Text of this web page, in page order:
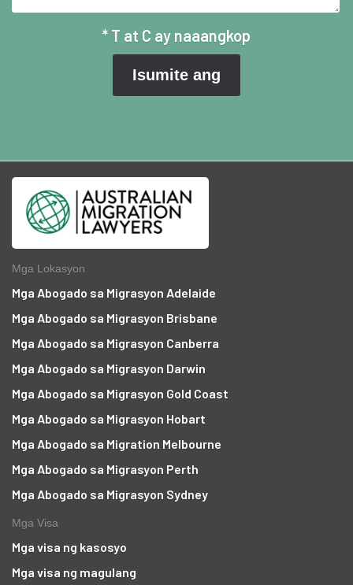
* T at C ay naaangkop
Mga Lokasyon
Mga Abogado sa Migrasyon Adelaide
Mga Abogado sa Migrasyon Brisbane
Mga Abogado sa Migrasyon Canberra
Mga Abogado sa Migrasyon Darwin
Mga Abogado sa Migrasyon Gold Coast
Mga Abogado sa Migrasyon Hobart
Mga Abogado sa Migration Melbourne
Mga Abogado sa Migrasyon Perth
Mga Abogado sa Migrasyon Sydney
Mga Visa
Mga visa ng kasosyo
Mga visa ng magulang